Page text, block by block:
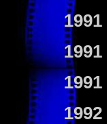
1991
1991
1991
1992